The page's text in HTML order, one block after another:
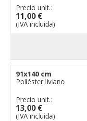
Precio unit.:
11,00 €
(IVA incluída)
91x140 cm
Poliéster liviano
Precio unit.:
13,00 €
(IVA incluída)